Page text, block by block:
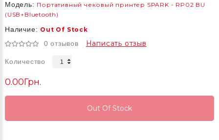
Модель: Портативный чековый принтер SPARK - RP02 BU
(USB+Bluetooth)
Наличие: Out Of Stock
0 отзывов Написать отзыв
Количество
0.00Грн.
Out Of Stock
Out Of Stock